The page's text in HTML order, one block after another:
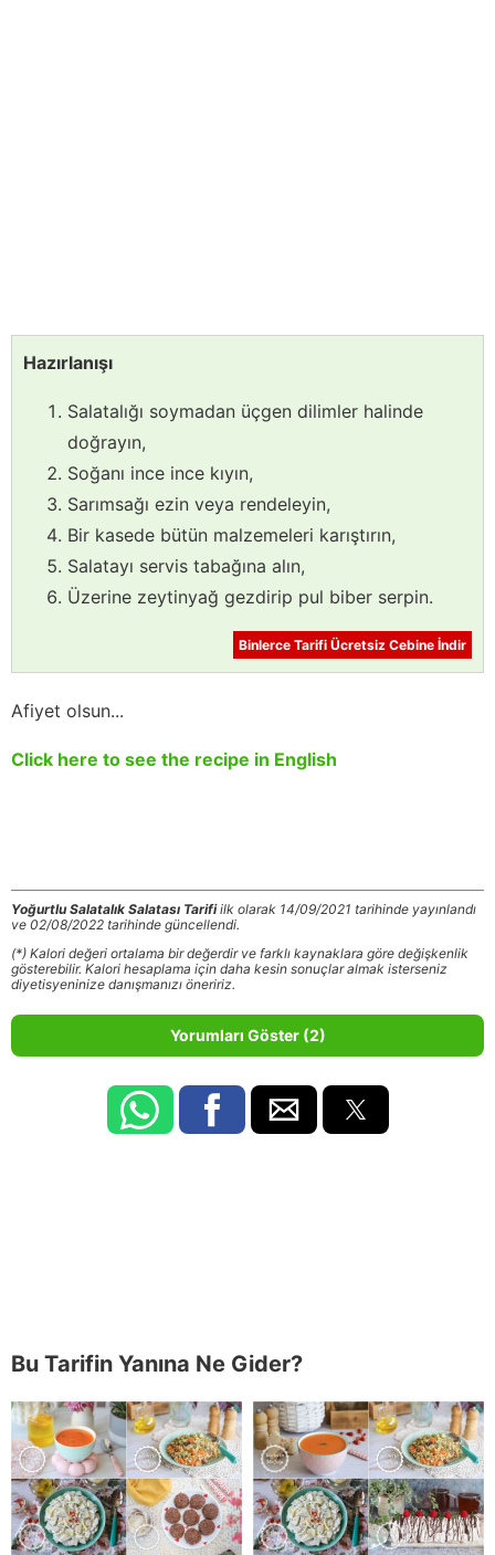
Hazırlanışı
Salatalığı soymadan üçgen dilimler halinde
doğrayın,
Soğanı ince ince kıyın,
Sarımsağı ezin veya rendeleyin,
Bir kasede bütün malzemeleri karıştırın,
Salatayı servis tabağına alın,
Üzerine zeytinyağ gezdirip pul biber serpin.
Binlerce Tarifi Ücretsiz Cebine İndir
Afiyet olsun...
Click here to see the recipe in English
Yoğurtlu Salatalık Salatası Tarifiilk olarak 14/09/2021 tarihinde yayınlandı
ve 02/08/2022 tarihinde güncellendi.
(*) Kalori değeri ortalama bir değerdir ve farklı kaynaklara göre değişkenlik
gösterebilir. Kalori hesaplama için daha kesin sonuçlar almak isterseniz
diyetisyeninize danışmanızı öneririz.
Yorumları Göster (2)
Bu Tarifin Yanına Ne Gider?